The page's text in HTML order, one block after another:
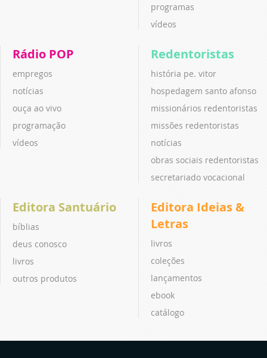
programas
vídeos
Rádio POP
empregos
notícias
ouça ao vivo
programação
vídeos
Redentoristas
história pe. vitor
hospedagem santo afonso
missionários redentoristas
missões redentoristas
notícias
obras sociais redentoristas
secretariado vocacional
Editora Santuário
bíblias
deus conosco
livros
outros produtos
Editora Ideias &
Letras
livros
coleções
lançamentos
ebook
catálogo